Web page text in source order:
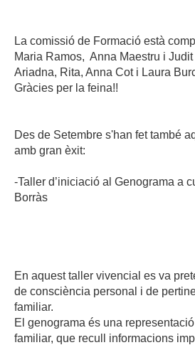
La comissió de Formació està
Maria Ramos, Anna Maestru i
Ariadna, Rita, Anna Cot i Laura
Gràcies per la feina!!
Des de Setembre s'han fet també
amb gran èxit:
-Taller d’iniciació al Genograma a
Borràs
En aquest taller vivencial es va
de consciència personal i de
familiar.
El genograma és una
familiar, que recull informacions